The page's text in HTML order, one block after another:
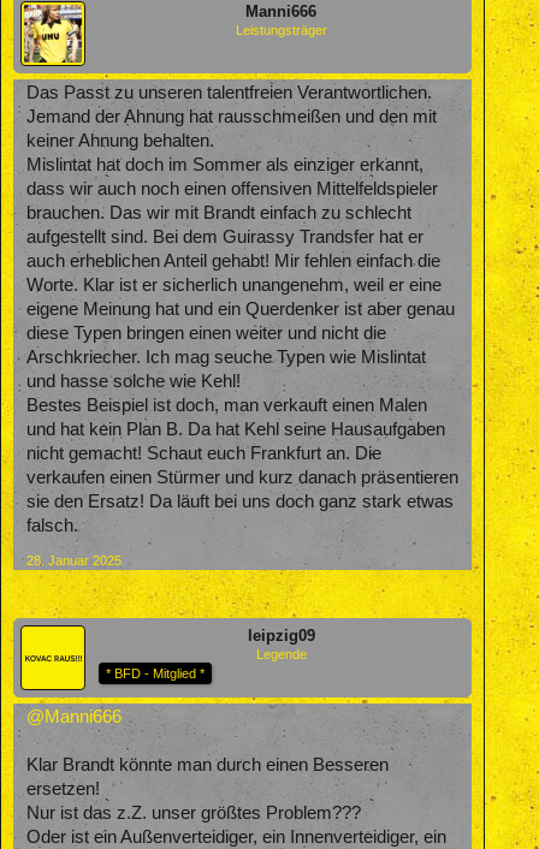
Manni666
Leistungsträger
Das Passt zu unseren talentfreien Verantwortlichen.
Jemand der Ahnung hat rausschmeißen und den mit
keiner Ahnung behalten.
Mislintat hat doch im Sommer als einziger erkannt,
dass wir auch noch einen offensiven Mittelfeldspieler
brauchen. Das wir mit Brandt einfach zu schlecht
aufgestellt sind. Bei dem Guirassy Trandsfer hat er
auch erheblichen Anteil gehabt! Mir fehlen einfach die
Worte. Klar ist er sicherlich unangenehm, weil er eine
eigene Meinung hat und ein Querdenker ist aber genau
diese Typen bringen einen weiter und nicht die
Arschkriecher. Ich mag seuche Typen wie Mislintat
und hasse solche wie Kehl!
Bestes Beispiel ist doch, man verkauft einen Malen
und hat kein Plan B. Da hat Kehl seine Hausaufgaben
nicht gemacht! Schaut euch Frankfurt an. Die
verkaufen einen Stürmer und kurz danach präsentieren
sie den Ersatz! Da läuft bei uns doch ganz stark etwas
falsch.
28. Januar 2025
leipzig09
Legende
* BFD - Mitglied *
@Manni666
Klar Brandt könnte man durch einen Besseren
ersetzen!
Nur ist das z.Z. unser größtes Problem???
Oder ist ein Außenverteidiger, ein Innenverteidiger, ein